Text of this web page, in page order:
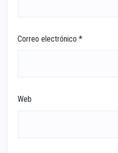
Correo electrónico *
Web